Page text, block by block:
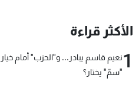
الأكثر قراءة
1نعيم قاسم يبادر... و"الحزب" أمام
"سمّ" يختار؟
البرامج
شاهد البرامج
الترددات